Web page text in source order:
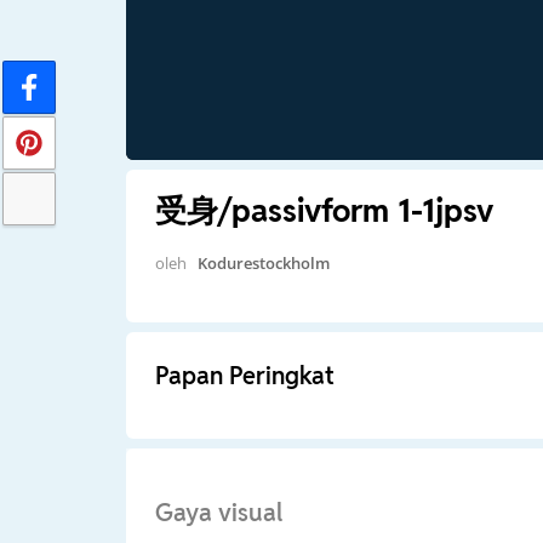
受身/passivform 1-1jpsv
oleh Kodurestockholm
Papan Peringkat
Gaya visual